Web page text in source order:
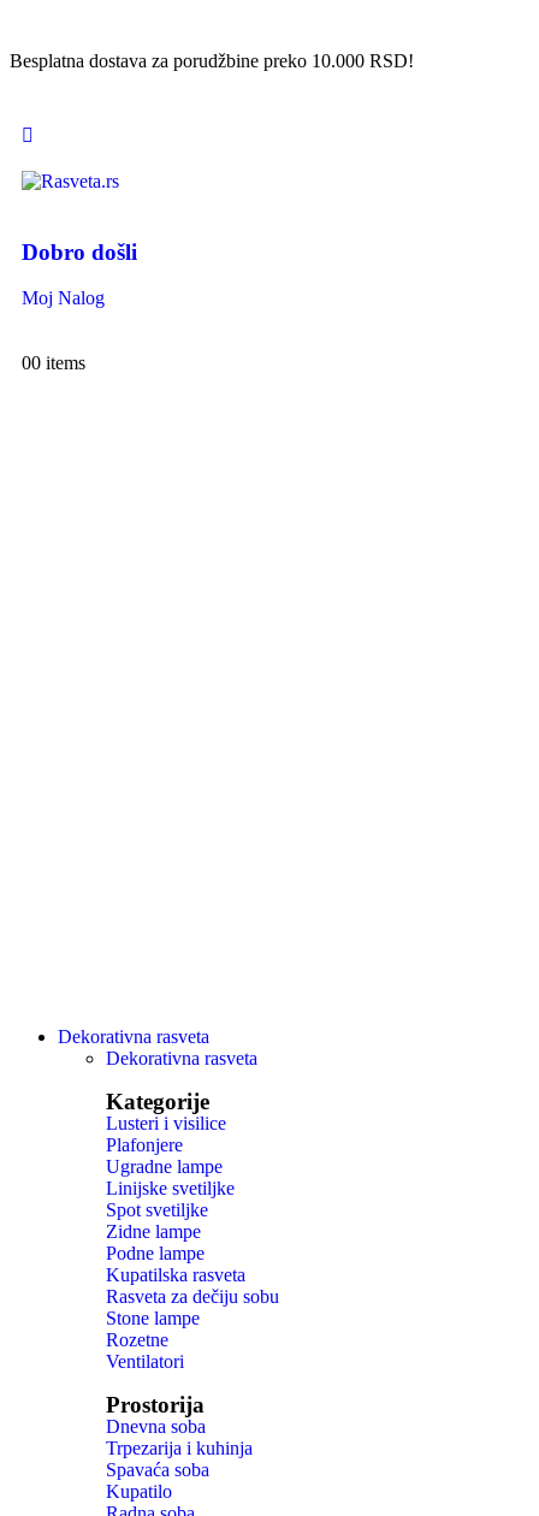
Besplatna dostava za porudžbine preko 10.000 RSD!
Dobro došli
Moj Nalog
00 items
Dekorativna rasveta
Dekorativna rasveta
Kategorije
Lusteri i visilice
Plafonjere
Ugradne lampe
Linijske svetiljke
Spot svetiljke
Zidne lampe
Podne lampe
Kupatilska rasveta
Rasveta za dečiju sobu
Stone lampe
Rozetne
Ventilatori
Prostorija
Dnevna soba
Trpezarija i kuhinja
Spavaća soba
Kupatilo